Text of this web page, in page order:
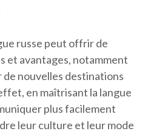
russe peut offrir de
et avantages, notamment
nouvelles destinations
en maîtrisant la langue
plus facilement
leur culture et leur mode